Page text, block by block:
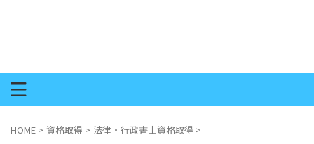
HOME > 資格取得 > 法律・行政書士資格取得 >